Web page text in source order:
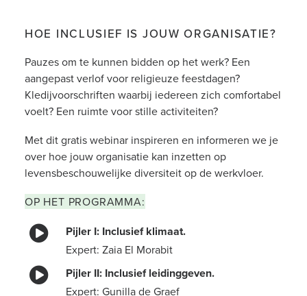
HOE INCLUSIEF IS JOUW ORGANISATIE?
Pauzes om te kunnen bidden op het werk? Een
aangepast verlof voor religieuze feestdagen?
Kledijvoorschriften waarbij iedereen zich comfortabel
voelt? Een ruimte voor stille activiteiten?
Met dit gratis webinar inspireren en informeren we je
over hoe jouw organisatie kan inzetten op
levensbeschouwelijke diversiteit op de werkvloer.
OP HET PROGRAMMA:
Pijler I: Inclusief klimaat.
Expert: Zaia El Morabit
Pijler II: Inclusief leidinggeven.
Expert: Gunilla de Graef